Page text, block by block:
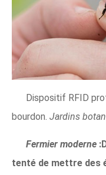
Dispositif RFID
bourdon. Jardins
Fermier moderne
tenté de mettre des